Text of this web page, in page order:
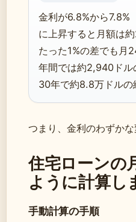
金利が6.8%から7.8%
に上昇すると月額は
たった1%の差でも月
年間では約2,940ドル
30年で約8.8万ドルの
つまり、金利のわずかな
住宅ローンの
ように計算し
手動計算の手順